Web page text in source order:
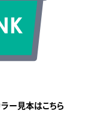
ー見本はこちら